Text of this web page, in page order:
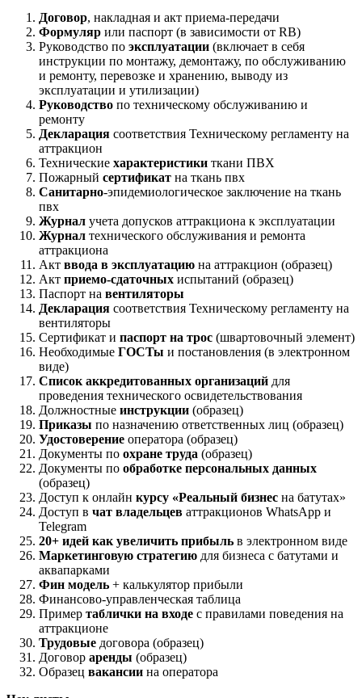
Договор, накладная и акт приема-передачи
Формуляр или паспорт (в зависимости от RB)
Руководство по эксплуатации (включает в себя
инструкции по монтажу, демонтажу, по обслуживанию
и ремонту, перевозке и хранению, выводу из
эксплуатации и утилизации)
Руководство по техническому обслуживанию и
ремонту
Декларация соответствия Техническому регламенту на
аттракцион
Технические характеристики ткани ПВХ
Пожарный сертификат на ткань пвх
Санитарно-эпидемиологическое заключение на ткань
пвх
Журнал учета допусков аттракциона к эксплуатации
Журнал технического обслуживания и ремонта
аттракциона
Акт ввода в эксплуатацию на аттракцион (образец)
Акт приемо-сдаточных испытаний (образец)
Паспорт на вентиляторы
Декларация соответствия Техническому регламенту на
вентиляторы
Сертификат и паспорт на трос (швартовочный элемент)
Необходимые ГОСТы и постановления (в электронном
виде)
Список аккредитованных организаций для
проведения технического освидетельствования
Должностные инструкции (образец)
Приказы по назначению ответственных лиц (образец)
Удостоверение оператора (образец)
Документы по охране труда (образец)
Документы по обработке персональных данных
(образец)
Доступ к онлайн курсу «Реальный бизнес на батутах»
Доступ в чат владельцев аттракционов WhatsApp и
Telegram
20+ идей как увеличить прибыль в электронном виде
Маркетинговую стратегию для бизнеса с батутами и
аквапарками
Фин модель + калькулятор прибыли
Финансово-управленческая таблица
Пример таблички на входе с правилами поведения на
аттракционе
Трудовые договора (образец)
Договор аренды (образец)
Образец вакансии на оператора